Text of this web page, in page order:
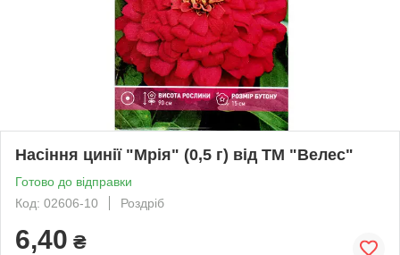
Насіння цинії "Мрія" (0,5 г) від ТМ "Велес"
Готово до відправки
Код: 02606-10
Роздріб
6,40 ₴